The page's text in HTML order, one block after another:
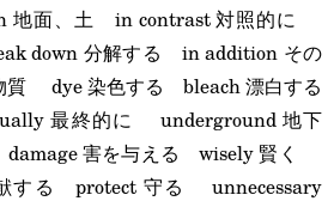
面、土 in contrast 対照的に
down 分解する in addition その
質 dye 染色する bleach 漂白する
最終的に underground 地下
害を与える wisely 賢く
する protect 守る unnecessary